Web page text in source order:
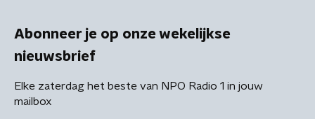
Abonneer je op onze wekelijkse
nieuwsbrief
Elke zaterdag het beste van NPO Radio 1 in jouw
mailbox